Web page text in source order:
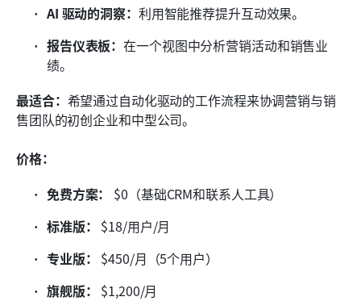
AI 驱动的洞察： 利用智能推荐提升互动效果。
报告仪表板：在一个视图中分析营销活动和销售业
绩。
最适合： 希望通过自动化驱动的工作流程来协调营销与销
售团队的初创企业和中型公司。
价格：
免费方案：
$0（基础CRM和联系人工具）
标准版： $18/用户/月
专业版： $450/月（5个用户）
旗舰版： $1,200/月